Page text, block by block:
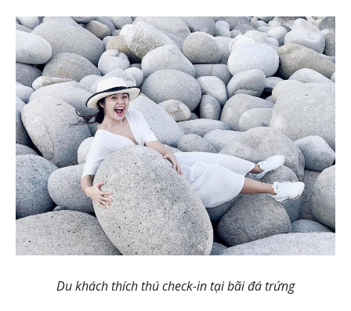
Du khách thích thú check-in tại bãi đá trứng